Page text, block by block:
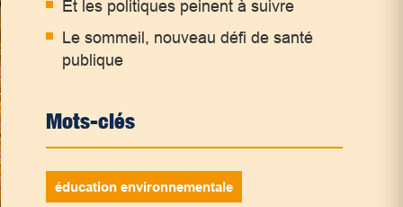
Et les politiques peinent à suivre
Le sommeil, nouveau défi de santé
publique
Mots-clés
éducation environnementale